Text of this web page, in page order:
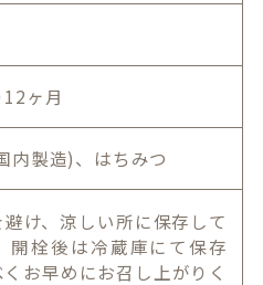
ヶ月
内製造)、はちみつ
け、涼しい所に保存して
開栓後は冷蔵庫にて保存
お早めにお召し上がりく